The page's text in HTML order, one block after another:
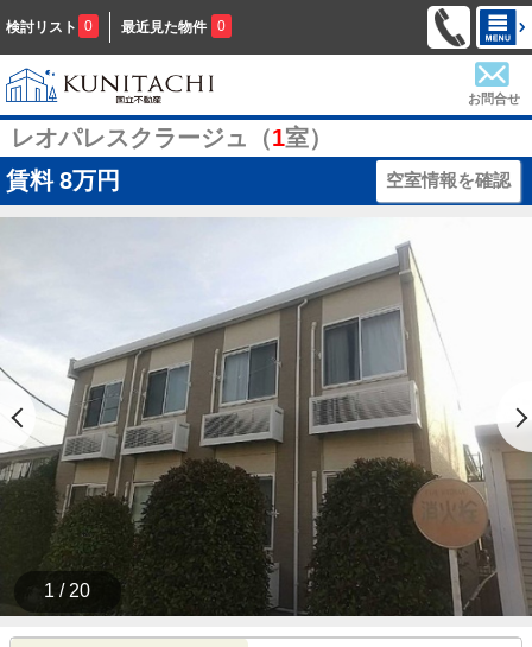
検討リスト 0 最近見た物件 0
お問合せ
レオパレスクラージュ（1室）
賃料 8万円 空室情報を確認
1 / 20